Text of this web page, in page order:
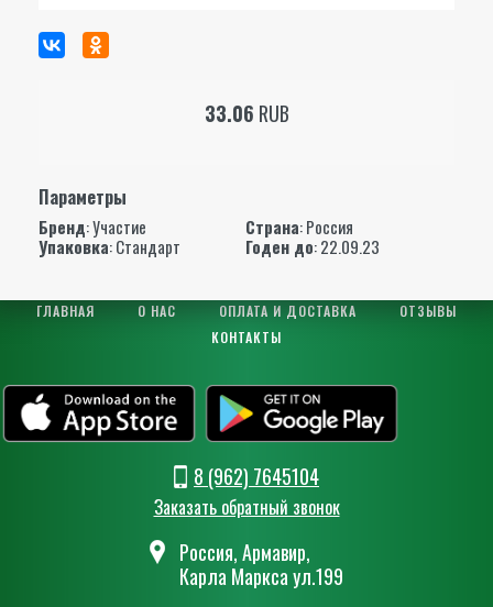
33.06 RUB
Параметры
Бренд:Участие Страна: Россия
Упаковка: Стандарт Годен до: 22.09.23
ГЛАВНАЯ О НАС ОПЛАТА И ДОСТАВКА
ОТЗЫВЫ
КОНТАКТЫ
8 (962) 7645104
Заказать обратный звонок
Россия, Армавир,
Карла Маркса ул.199